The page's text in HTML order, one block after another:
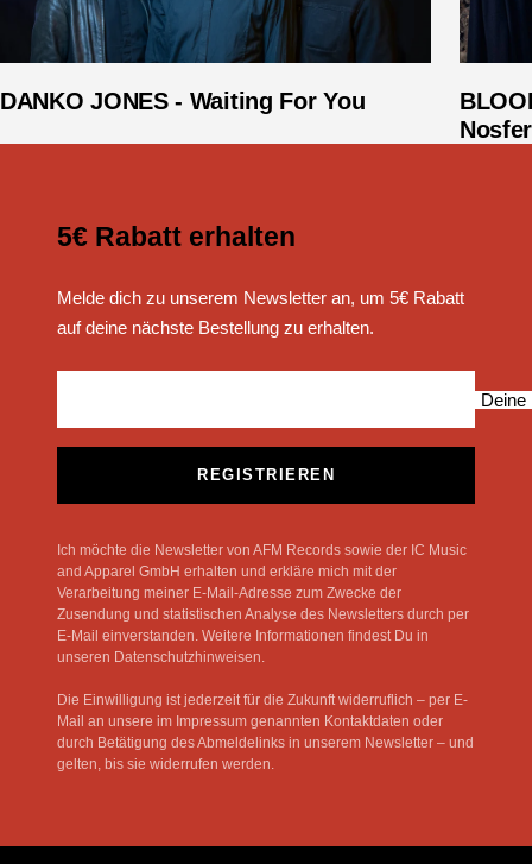
DANKO JONES - Waiting For You
5€ Rabatt erhalten
Melde dich zu unserem Newsletter an, um 5€ Rabatt
auf deine nächste Bestellung zu erhalten.
Deine
REGISTRIEREN
Ich möchte die Newsletter von AFM Records sowie der IC Music
and Apparel GmbH erhalten und erkläre mich mit der
Verarbeitung meiner E-Mail-Adresse zum Zwecke der
Zusendung und statistischen Analyse des Newsletters durch per
E-Mail einverstanden. Weitere Informationen findest Du in
unseren Datenschutzhinweisen.
Die Einwilligung ist jederzeit für die Zukunft widerruflich – per E-
Mail an unsere im Impressum genannten Kontaktdaten oder
durch Betätigung des Abmeldelinks in unserem Newsletter – und
gelten, bis sie widerrufen werden.